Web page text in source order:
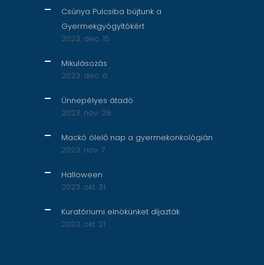
Csúnya Pulcsiba bújtunk a
Gyermekgyógyítókért
2023. dec. 15.
Mikulásozás
2023. dec. 6.
Ünnepélyes átadó
2023. nov. 28.
Mackó ölelő nap a gyermekonkológián
2023. nov. 7.
Halloween
2023. okt. 31.
Kuratóriumi elnökünket díjazták
2023. okt. 21.